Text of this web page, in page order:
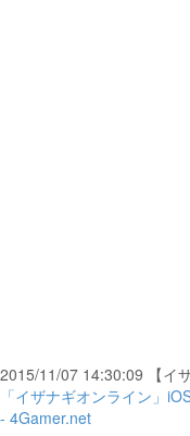
2015/11/07 14:30:09 【イザ
「イザナギオンライン」
- 4Gamer.net